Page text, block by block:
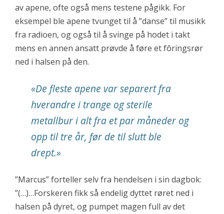
av apene, ofte også mens testene pågikk. For
eksempel ble apene tvunget til å ”danse” til musikk
fra radioen, og også til å svinge på hodet i takt
mens en annen ansatt prøvde å føre et fôringsrør
ned i halsen på den.
«De fleste apene var separert fra
hverandre i trange og sterile
metallbur i alt fra et par måneder og
opp til tre år, før de til slutt ble
drept.»
”Marcus” forteller selv fra hendelsen i sin dagbok:
”(…)…Forskeren fikk så endelig dyttet røret ned i
halsen på dyret, og pumpet magen full av det